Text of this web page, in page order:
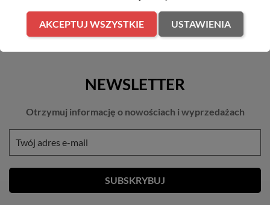
NEWSLETTER
Otrzymuj informację o nowościach i wyprzedażach
AKCEPTUJ WSZYSTKIE USTAWIENIA